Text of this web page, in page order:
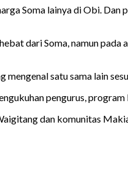
Soma lainya di Obi.
dari Soma, namun
mengenal satu sama lain
pengurus,
dan komunitas